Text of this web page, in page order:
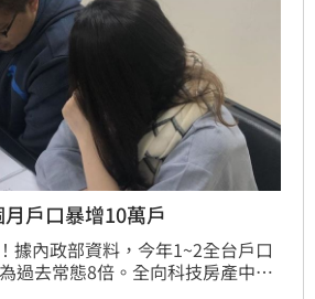
戶口暴增10萬戶
據內政部資料，今年1~2全台戶口
過去常態8倍。全向科技房產中心